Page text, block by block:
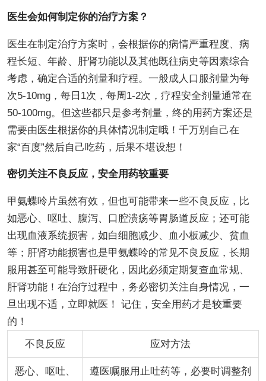
医生会如何制定你的治疗方案？
医生在制定治疗方案时，会根据你的病情严重程度、病
程长短、年龄、肝肾功能以及其他既往病史等因素综合
考虑，确定合适的剂量和疗程。一般成人口服剂量为每
次5-10mg，每日1次，每周1-2次，疗程安全剂量通常在
50-100mg。但这些都只是参考剂量，终的用药方案还是
需要由医生根据你的具体情况制定哦！千万别自己在
家“百度”然后自己吃药，后果不堪设想！
密切关注不良反应，安全用药较重要
甲氨蝶呤片虽然有效，但也可能带来一些不良反应，比
如恶心、呕吐、腹泻、口腔溃疡等胃肠道反应；还可能
出现血液系统损害，如白细胞减少、血小板减少、贫血
等；肝肾功能损害也是甲氨蝶呤的常见不良反应，长期
服用甚至可能导致肝硬化，因此必须定期复查血常规、
肝肾功能！在治疗过程中，务必密切关注自身情况，一
旦出现不适，立即就医！ 记住，安全用药才是较重要
的！
不良反应
应对方法
恶心、呕吐、 遵医嘱服用止吐药等，必要时调整剂